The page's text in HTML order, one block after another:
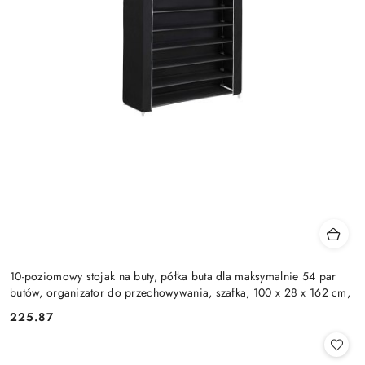
10-poziomowy stojak na buty, półka buta dla maksymalnie 54 par
butów, organizator do przechowywania, szafka, 100 x 28 x 162 cm,
Cena:
225.87